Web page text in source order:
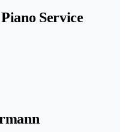
Service